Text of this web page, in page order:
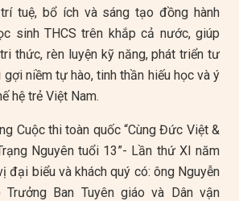
tuệ, bổ ích và sáng tạo đồng hành
sinh THCS trên khắp cả nước, giúp
thức, rèn luyện kỹ năng, phát triển tư
niềm tự hào, tinh thần hiếu học và ý
hệ trẻ Việt Nam.
Cuộc thi toàn quốc “Cùng Đức Việt &
Nguyên tuổi 13”- Lần thứ XI năm
đại biểu và khách quý có: ông Nguyễn
Trưởng Ban Tuyên giáo và Dân vận